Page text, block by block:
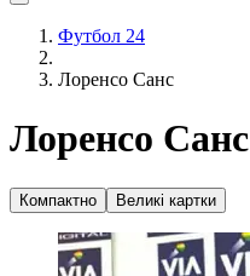
Футбол 24
Лоренсо Санс
Лоренсо Санс
Компактно Великі картки